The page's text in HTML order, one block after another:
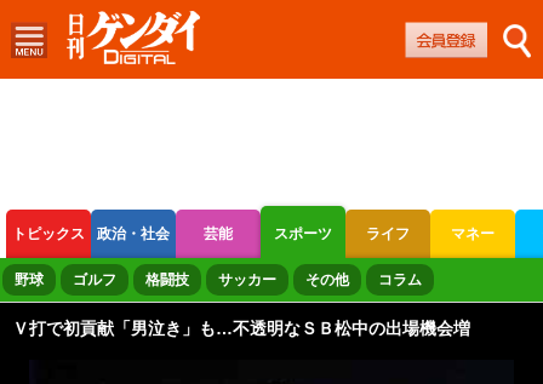
トピックス 政治・社会 芸能 スポーツ ライフ マネー
ボートレース 競輪 オートレース
野球 ゴルフ 格闘技 サッカー その他 コラム
Ｖ打で初貢献「男泣き」も…不透明なＳＢ松中の出場機会増